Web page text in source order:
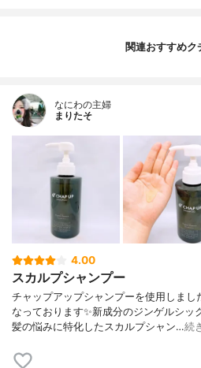
関連おすすめク
なにわの主婦
まりたそ
4.00
スカルプシャンプー
チャップアップシャンプーを使用しま
なっております✨新成分のジンゲルシッ
髪の悩みに特化したスカルプシャン…続